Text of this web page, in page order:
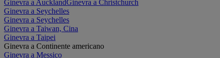
Ginevra a AucklandGinevra a Christchurch
Ginevra a Seychelles
Ginevra a Seychelles
Ginevra a Taiwan, Cina
Ginevra a Taipei
Ginevra a Continente americano
Ginevra a Messico